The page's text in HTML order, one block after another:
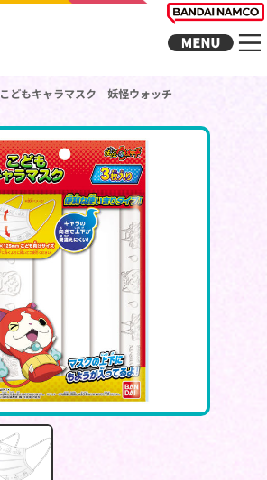
こどもキャラマスク 妖怪ウォッチ